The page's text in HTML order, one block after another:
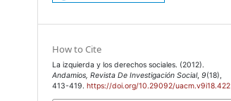
How to Cite
La izquierda y los derechos sociales. (2012).
Andamios, Revista De Investigación Social,9(18),
413-419. https://doi.org/10.29092/uacm.v9i18.422